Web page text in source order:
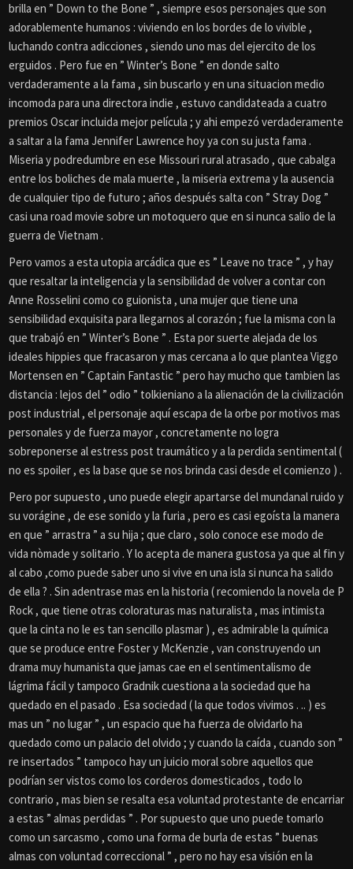
brilla en ” Down to the Bone ” , siempre esos personajes que son
adorablemente humanos : viviendo en los bordes de lo vivible ,
luchando contra adicciones , siendo uno mas del ejercito de los
erguidos . Pero fue en ” Winter’s Bone ” en donde salto
verdaderamente a la fama , sin buscarlo y en una situacion medio
incomoda para una directora indie , estuvo candidateada a cuatro
premios Oscar incluida mejor película ; y ahi empezó verdaderamente
a saltar a la fama Jennifer Lawrence hoy ya con su justa fama .
Miseria y podredumbre en ese Missouri rural atrasado , que cabalga
entre los boliches de mala muerte , la miseria extrema y la ausencia
de cualquier tipo de futuro ; años después salta con ” Stray Dog ”
casi una road movie sobre un motoquero que en si nunca salio de la
guerra de Vietnam .
Pero vamos a esta utopia arcádica que es ” Leave no trace ” , y hay
que resaltar la inteligencia y la sensibilidad de volver a contar con
Anne Rosselini como co guionista , una mujer que tiene una
sensibilidad exquisita para llegarnos al corazón ; fue la misma con la
que trabajó en ” Winter’s Bone ” . Esta por suerte alejada de los
ideales hippies que fracasaron y mas cercana a lo que plantea Viggo
Mortensen en ” Captain Fantastic ” pero hay mucho que tambien las
distancia : lejos del ” odio ” tolkieniano a la alienación de la civilización
post industrial , el personaje aquí escapa de la orbe por motivos mas
personales y de fuerza mayor , concretamente no logra
sobreponerse al estress post traumático y a la perdida sentimental (
no es spoiler , es la base que se nos brinda casi desde el comienzo ) .
Pero por supuesto , uno puede elegir apartarse del mundanal ruido y
su vorágine , de ese sonido y la furia , pero es casi egoísta la manera
en que ” arrastra ” a su hija ; que claro , solo conoce ese modo de
vida nòmade y solitario . Y lo acepta de manera gustosa ya que al fin y
al cabo ,como puede saber uno si vive en una isla si nunca ha salido
de ella ? . Sin adentrase mas en la historia ( recomiendo la novela de P
Rock , que tiene otras coloraturas mas naturalista , mas intimista
que la cinta no le es tan sencillo plasmar ) , es admirable la química
que se produce entre Foster y McKenzie , van construyendo un
drama muy humanista que jamas cae en el sentimentalismo de
lágrima fácil y tampoco Gradnik cuestiona a la sociedad que ha
quedado en el pasado . Esa sociedad ( la que todos vivimos . .. ) es
mas un ” no lugar ” , un espacio que ha fuerza de olvidarlo ha
quedado como un palacio del olvido ; y cuando la caída , cuando son ”
re insertados ” tampoco hay un juicio moral sobre aquellos que
podrían ser vistos como los corderos domesticados , todo lo
contrario , mas bien se resalta esa voluntad protestante de encarriar
a estas ” almas perdidas ” . Por supuesto que uno puede tomarlo
como un sarcasmo , como una forma de burla de estas ” buenas
almas con voluntad correccional ” , pero no hay esa visión en la